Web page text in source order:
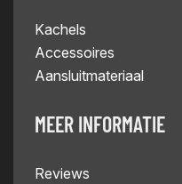
Kachels
Accessoires
Aansluitmateriaal
MEER INFORMATIE
Reviews